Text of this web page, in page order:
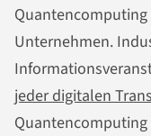
Unternehmen.
jeder digitalen